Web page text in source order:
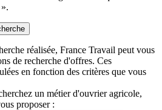
réalisée, France Travail peut vous
de recherche d'offres. Ces
en fonction des critères que vous
un métier d'ouvrier agricole,
proposer :